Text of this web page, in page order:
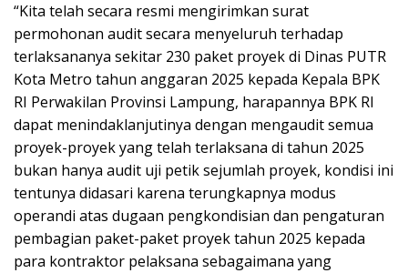
“Kita telah secara resmi mengirimkan surat
permohonan audit secara menyeluruh terhadap
terlaksananya sekitar 230 paket proyek di Dinas PUTR
Kota Metro tahun anggaran 2025 kepada Kepala BPK
RI Perwakilan Provinsi Lampung, harapannya BPK RI
dapat menindaklanjutinya dengan mengaudit semua
proyek-proyek yang telah terlaksana di tahun 2025
bukan hanya audit uji petik sejumlah proyek, kondisi ini
tentunya didasari karena terungkapnya modus
operandi atas dugaan pengkondisian dan pengaturan
pembagian paket-paket proyek tahun 2025 kepada
para kontraktor pelaksana sebagaimana yang